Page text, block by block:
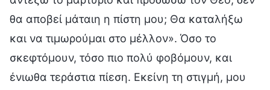
θα αποβεί μάταιη η πίστη μου; Θα καταλήξω
και να τιμωρούμαι στο μέλλον». Όσο το
σκεφτόμουν, τόσο πιο πολύ φοβόμουν, και
ένιωθα τεράστια πίεση. Εκείνη τη στιγμή, μου